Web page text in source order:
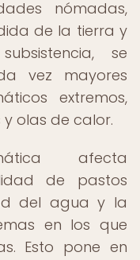
nómadas,
de la tierra y
se
vez mayores
extremos,
olas de calor.
afecta
de pastos
del agua y la
en los que
Esto pone en